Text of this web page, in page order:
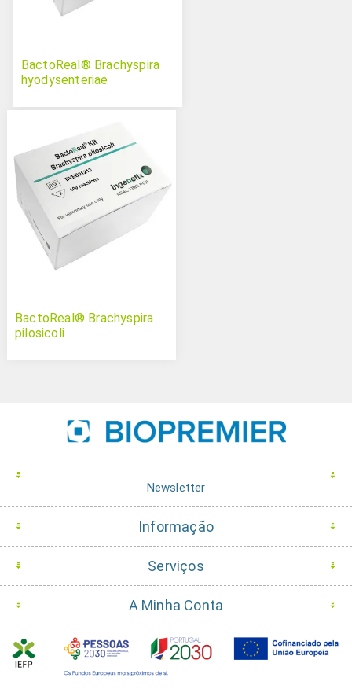
BactoReal® Brachyspira
hyodysenteriae
BactoReal® Brachyspira
pilosicoli
Newsletter
Informação
Serviços
A Minha Conta